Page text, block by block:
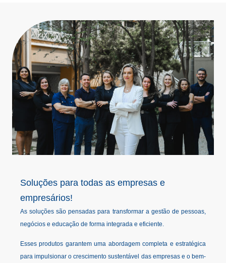
Soluções para todas as empresas e
empresários!
As soluções são pensadas para transformar a gestão de pessoas,
negócios e educação de forma integrada e eficiente.
Esses produtos garantem uma abordagem completa e estratégica
para impulsionar o crescimento sustentável das empresas e o bem-